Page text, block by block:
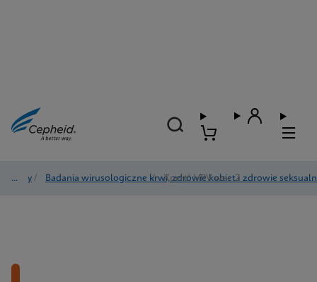
Testy / Badania wirusologiczne krwi, zdrowie kobiet i zdrowie
/ Xpert® HPV wer. 2